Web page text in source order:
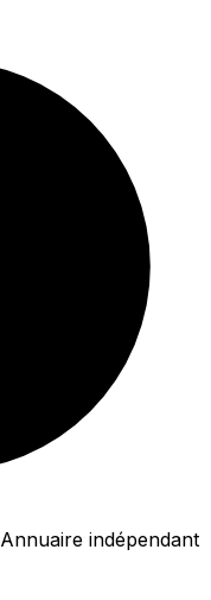
Annuaire indépendant